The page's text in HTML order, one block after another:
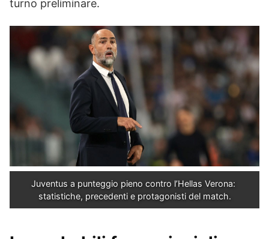
turno preliminare.
Juventus a punteggio pieno contro l’Hellas Verona:
statistiche, precedenti e protagonisti del match.